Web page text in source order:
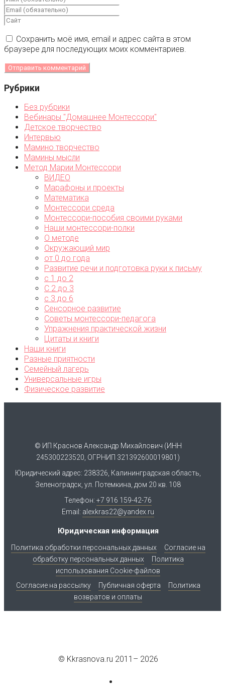
Сохранить моё имя, email и адрес сайта в этом
браузере для последующих моих комментариев.
Рубрики
Без рубрики
Вебинары "Домашнее Монтессори"
Детское творчество
Интервью
Мамино творчество
Мамины мысли
Метод Марии Монтессори
ВИДЕО
Марафоны и проекты
Математика
Монтессори среда
Монтессори-пособия своими руками
Наши монтессори-полки
О методе
Окружающий мир
от 0 до года
Развитие речи и подготовка руки к письму
с 1 до 2
С 2 до 3
с 3 до 6
Сенсорное развитие
Советы монтессори-педагога
Упражнения практической жизни
Цитаты и книги
Наши книги
Разные приятности
Семейный лагерь
Универсальные игры
Физическое развитие
© ИП Краснов Александр Михайлович (ИНН
245300223520, ОГРНИП 321392600019801)
Юридический адрес: 238326, Калининградская область,
Зеленоградск, ул. Потемкина, дом 20 кв. 108
Телефон:+7 916 159-42-76
Email: alexkras22@yandex.ru
Юридическая информация
Политика обработки персональных данных
Согласие на
обработку персональных данных
Политика
использования Cookie-файлов
Согласие на рассылку
Публичная оферта
Политика
возвратов и оплаты
© Kkrasnova.ru 2011– 2026